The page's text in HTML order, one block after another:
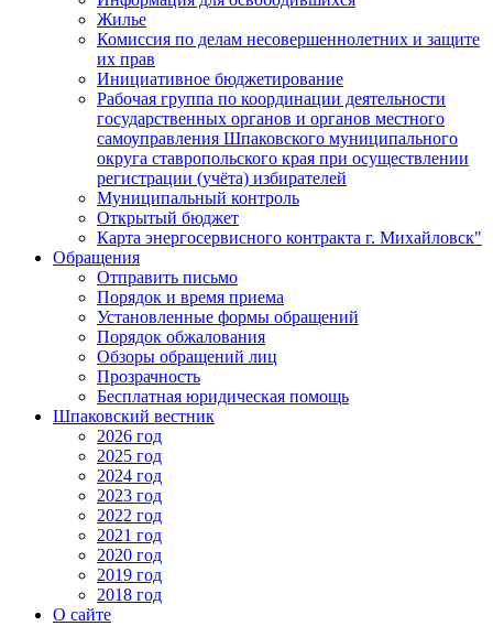
Жилье
Комиссия по делам несовершеннолетних и защите
их прав
Инициативное бюджетирование
Рабочая группа по координации деятельности
государственных органов и органов местного
самоуправления Шпаковского муниципального
округа ставропольского края при осуществлении
регистрации (учёта) избирателей
Муниципальный контроль
Открытый бюджет
Карта энергосервисного контракта г. Михайловск"
Обращения
Отправить письмо
Порядок и время приема
Установленные формы обращений
Порядок обжалования
Обзоры обращений лиц
Прозрачность
Бесплатная юридическая помощь
Шпаковский вестник
2026 год
2025 год
2024 год
2023 год
2022 год
2021 год
2020 год
2019 год
2018 год
О сайте